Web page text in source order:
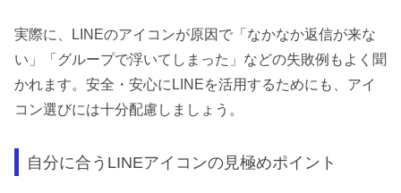
実際に、LINEのアイコンが原因で「なかなか返信が来な
い」「グループで浮いてしまった」などの失敗例もよく聞
かれます。安全・安心にLINEを活用するためにも、アイ
コン選びには十分配慮しましょう。
自分に合うLINEアイコンの見極めポイント